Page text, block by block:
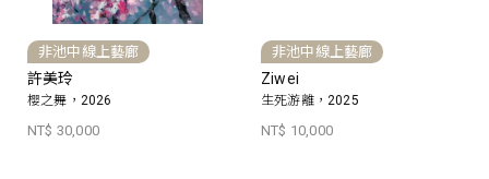
非池中線上藝廊
許美玲
櫻之舞，2026
NT$ 30,000
非池中線上藝廊
Ziwei
生死游離，2025
NT$ 10,000